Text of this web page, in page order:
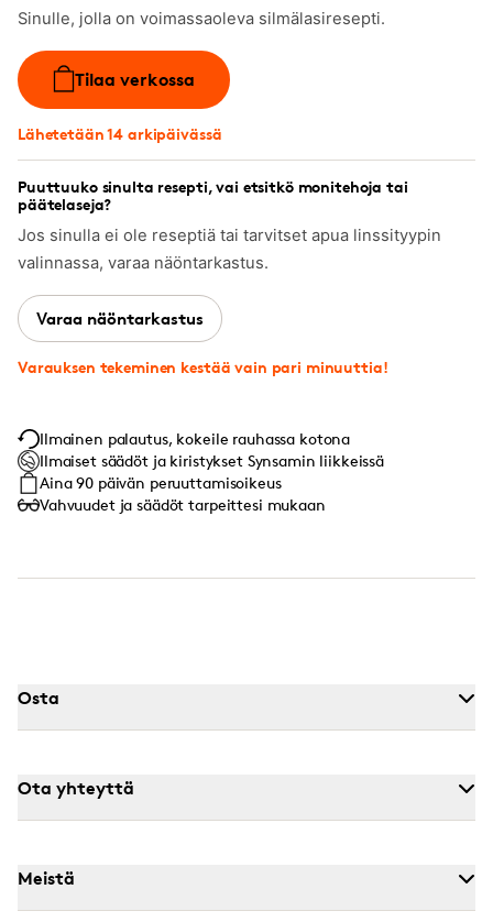
Sinulle, jolla on voimassaoleva silmälasiresepti.
Tilaa verkossa
Lähetetään 14 arkipäivässä
Puuttuuko sinulta resepti, vai etsitkö monitehoja tai
päätelaseja?
Jos sinulla ei ole reseptiä tai tarvitset apua linssityypin
valinnassa, varaa näöntarkastus.
Varaa näöntarkastus
Varauksen tekeminen kestää vain pari minuuttia!
Ilmainen palautus, kokeile rauhassa kotona
Ilmaiset säädöt ja kiristykset Synsamin liikkeissä
Aina 90 päivän peruuttamisoikeus
Vahvuudet ja säädöt tarpeittesi mukaan
Osta
Ota yhteyttä
Meistä